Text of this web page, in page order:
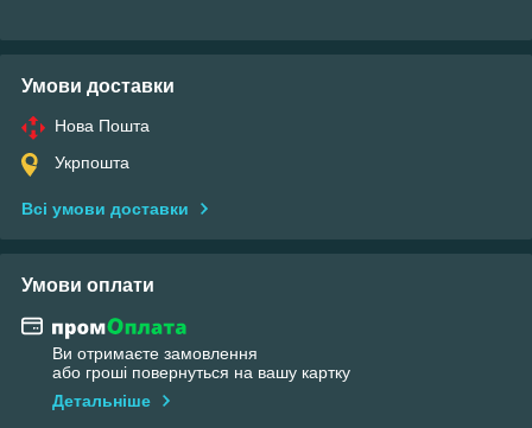
Умови доставки
Нова Пошта
Укрпошта
Всі умови доставки
Умови оплати
Ви отримаєте замовлення
або гроші повернуться на вашу картку
Детальніше